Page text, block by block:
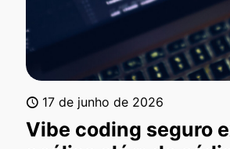
17 de junho de 2026
Vibe coding seguro